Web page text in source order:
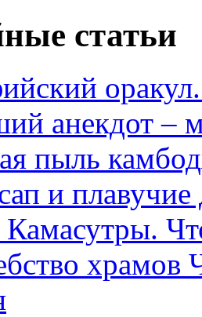
статьи
оракул.
анекдот –
пыль
и плавучие
Камасутры.
храмов